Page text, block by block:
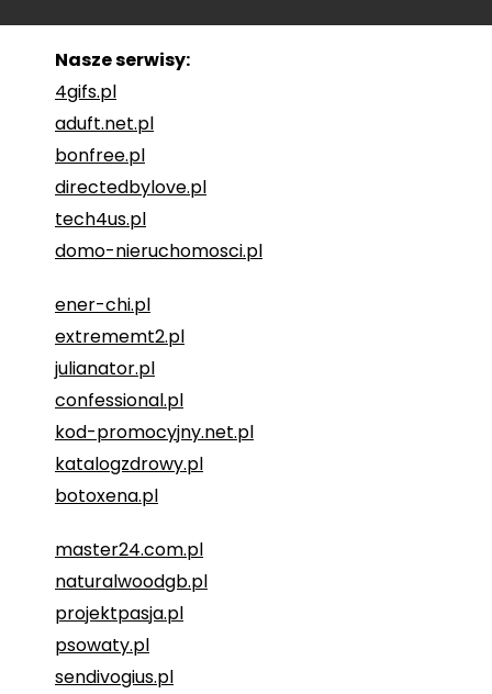
Nasze serwisy:
4gifs.pl
aduft.net.pl
bonfree.pl
directedbylove.pl
tech4us.pl
domo-nieruchomosci.pl
ener-chi.pl
extrememt2.pl
julianator.pl
confessional.pl
kod-promocyjny.net.pl
katalogzdrowy.pl
botoxena.pl
master24.com.pl
naturalwoodgb.pl
projektpasja.pl
psowaty.pl
sendivogius.pl